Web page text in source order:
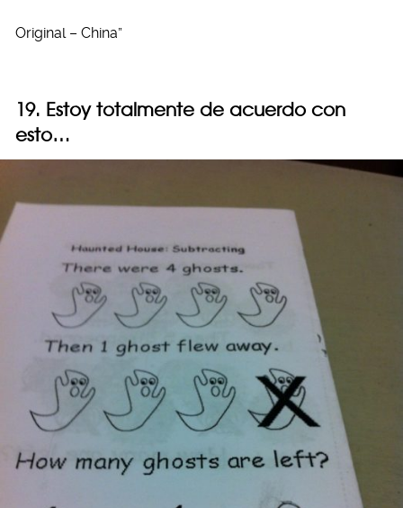
Original – China”
19. Estoy totalmente de acuerdo con
esto…